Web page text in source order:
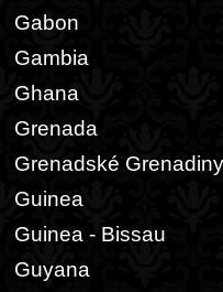
Gabon
Gambia
Ghana
Grenada
Grenadské Grenadiny
Guinea
Guinea - Bissau
Guyana